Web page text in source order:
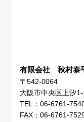
有限会社 秋村泰
〒542-0064
大阪市中央区上汐
TEL：06-6761-
FAX：06-6761-